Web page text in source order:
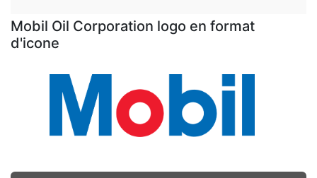
Mobil Oil Corporation logo en format
d'icone